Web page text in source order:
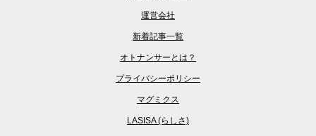
運営会社
新着記事一覧
オトナンサーとは？
プライバシーポリシー
マグミクス
LASISA (らしさ)